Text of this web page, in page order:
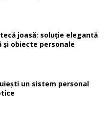
joasă: soluție elegantă
obiecte personale
un sistem personal